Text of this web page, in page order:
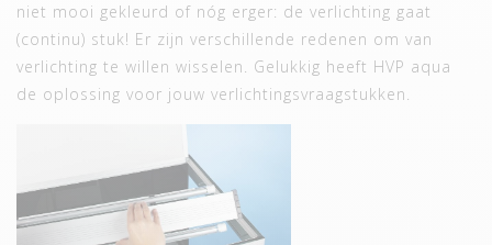
niet mooi gekleurd of nóg erger: de verlichting gaat
(continu) stuk! Er zijn verschillende redenen om van
verlichting te willen wisselen. Gelukkig heeft HVP aqua
de oplossing voor jouw verlichtingsvraagstukken.